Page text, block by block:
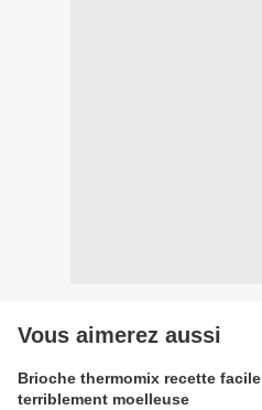
Vous aimerez aussi
Brioche thermomix recette facile
terriblement moelleuse